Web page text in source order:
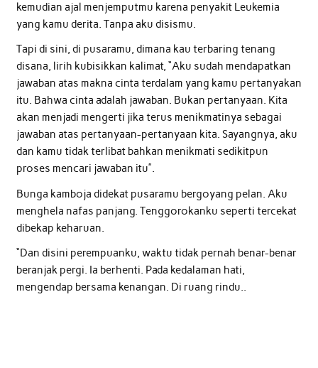
kemudian ajal menjemputmu karena penyakit Leukemia
yang kamu derita. Tanpa aku disismu.
Tapi di sini, di pusaramu, dimana kau terbaring tenang
disana, lirih kubisikkan kalimat, “Aku sudah mendapatkan
jawaban atas makna cinta terdalam yang kamu pertanyakan
itu. Bahwa cinta adalah jawaban. Bukan pertanyaan. Kita
akan menjadi mengerti jika terus menikmatinya sebagai
jawaban atas pertanyaan-pertanyaan kita. Sayangnya, aku
dan kamu tidak terlibat bahkan menikmati sedikitpun
proses mencari jawaban itu”.
Bunga kamboja didekat pusaramu bergoyang pelan. Aku
menghela nafas panjang. Tenggorokanku seperti tercekat
dibekap keharuan.
“Dan disini perempuanku, waktu tidak pernah benar-benar
beranjak pergi. Ia berhenti. Pada kedalaman hati,
mengendap bersama kenangan. Di ruang rindu..